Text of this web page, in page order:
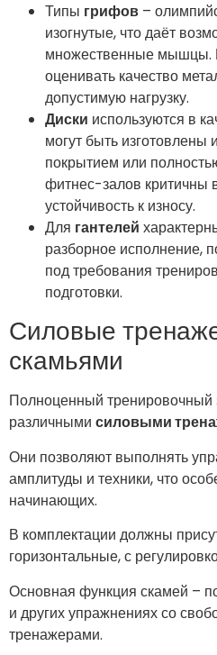
Типы грифов –
изогнутые, что даёт
множественные мышцы.
оценивать качество
допустимую нагрузку.
Диски используются в
могут быть изготовлены
покрытием или
фитнес-залов критичны
устойчивость к износу.
Для гантелей
разборное исполнение,
под требования
подготовки.
Силовые
скамьями
Полноценный тренировочный
различными силовыми
Они позволяют выполнять
амплитуды и техники, что
начинающих.
В комплектации должны
горизонтальные, с
Основная функция скамей –
и других упражнениях со
тренажерами.